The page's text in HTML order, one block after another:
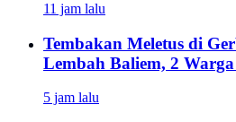
11 jam lalu
Tembakan Meletus di
Lembah Baliem, 2
5 jam lalu